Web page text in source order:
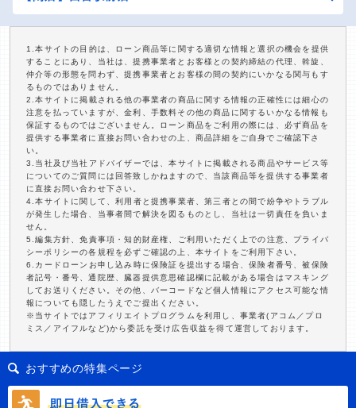
1.本サイトの目的は、ローン商品等に関する適切な情報と選択の機会を提供
することにあり、当社は、提携事業者とお客様との契約締結の代理、斡旋、
仲介等の形態を問わず、提携事業者とお客様の間の契約にいかなる関与もす
るものではありません。
2.本サイトに掲載される他の事業者の商品に関する情報の正確性には細心の
注意を払っていますが、金利、手数料その他の商品に関するいかなる情報も
保証するものではございません。ローン商品をご利用の際には、必ず商品を
提供する事業者に直接お問い合わせの上、商品詳細をご自身でご確認下さ
い。
3.当社及び当社アドバイザーでは、本サイトに掲載される商品やサービス等
についてのご質問には回答致しかねますので、当該商品等を提供する事業者
に直接お問い合わせ下さい。
4.本サイトに関して、利用者と提携事業者、第三者との間で紛争やトラブル
が発生した場合、当事者間で解決を図るものとし、当社は一切責任を負いま
せん。
5.編集方針、免責事項・知的財産権、ご利用いただく上での注意、プライバ
シーポリシーの各規程を必ずご確認の上、本サイトをご利用下さい。
6.カードローンお申し込み時に保険証を提出する場合、保険者番号、被保険
者記号・番号、通院歴、臓器提供意思確認欄に記載がある場合はマスキング
してお送りください。その他、バーコードなど個人情報にアクセス可能な情
報についても隠したうえでご提出ください。
※当サイトではアフィリエイトプログラムを利用し、事業者(アコム／プロ
ミス／アイフルなど)から委託を受け広告収益を得て運営しております。
おすすめの特集ページ